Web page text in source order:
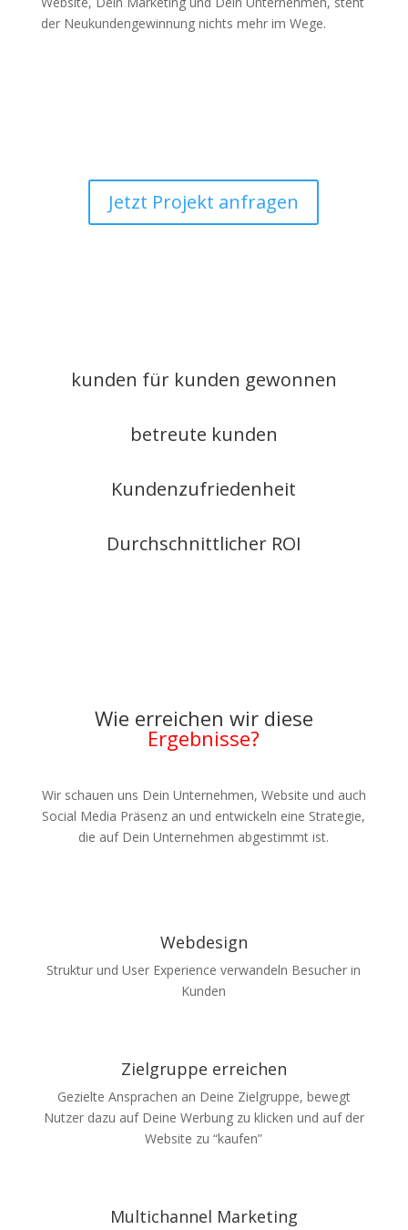
der Neukundengewinnung nichts mehr im Wege.
Jetzt Projekt anfragen
kunden für kunden gewonnen
betreute kunden
Kundenzufriedenheit
Durchschnittlicher ROI
Wie erreichen wir diese
Ergebnisse?
Wir schauen uns Dein Unternehmen, Website und auch
Social Media Präsenz an und entwickeln eine Strategie,
die auf Dein Unternehmen abgestimmt ist.
Webdesign
Struktur und User Experience verwandeln Besucher in
Kunden
Zielgruppe erreichen
Gezielte Ansprachen an Deine Zielgruppe, bewegt
Nutzer dazu auf Deine Werbung zu klicken und auf der
Website zu “kaufen”
Multichannel Marketing